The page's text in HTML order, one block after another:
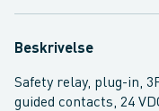
Beskrivelse
Safety relay, plug-in,
guided contacts, 24